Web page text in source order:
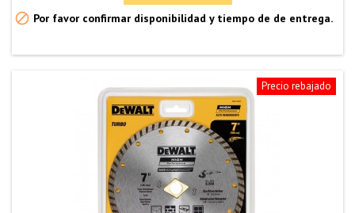
 Por favor confirmar disponibilidad y tiempo de de entrega.
Precio rebajado